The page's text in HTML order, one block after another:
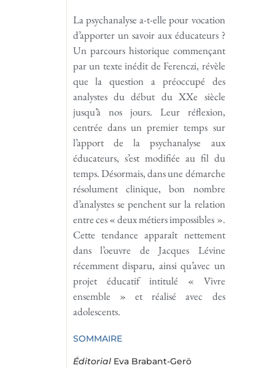
La psychanalyse a-t-elle pour vocation
d’apporter un savoir aux éducateurs ?
Un parcours historique commençant
par un texte inédit de Ferenczi, révèle
que la question a préoccupé des
analystes du début du XXe siècle
jusqu’à nos jours. Leur réflexion,
centrée dans un premier temps sur
l’apport de la psychanalyse aux
éducateurs, s’est modifiée au fil du
temps. Désormais, dans une démarche
résolument clinique, bon nombre
d’analystes se penchent sur la relation
entre ces « deux métiers impossibles ».
Cette tendance apparaît nettement
dans l’oeuvre de Jacques Lévine
récemment disparu, ainsi qu’avec un
projet éducatif intitulé « Vivre
ensemble » et réalisé avec des
adolescents.
SOMMAIRE
Éditorial Eva Brabant-Gerö